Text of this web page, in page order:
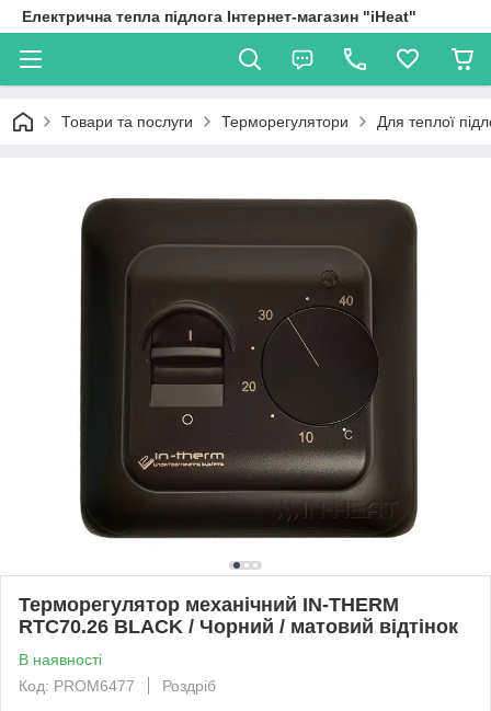
Електрична тепла підлога Інтернет-магазин "iHeat"
Товари та послуги Терморегулятори Для теплої
Терморегулятор механічний IN-THERM
RTC70.26 BLACK / Чорний / матовий відтінок
В наявності
Код: PROM6477
Роздріб